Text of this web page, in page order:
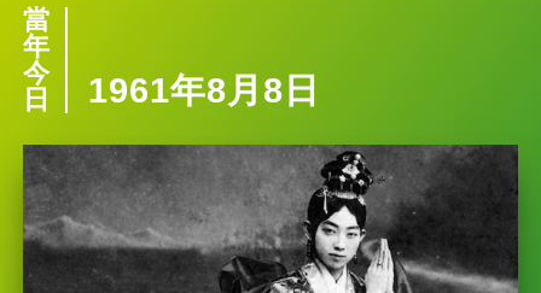
當
年
今
日
1961年8月8日